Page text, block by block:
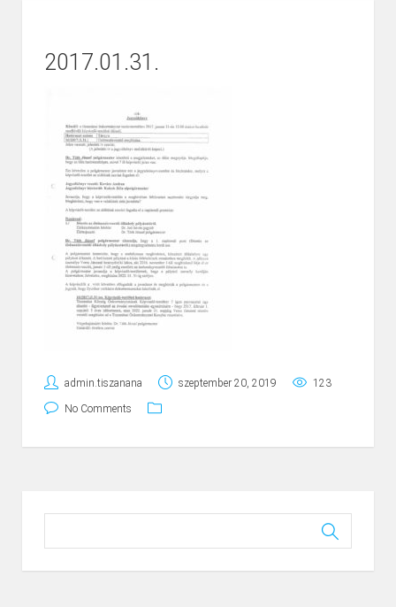
2017.01.31.
admin.tiszanana szeptember 20, 2019 123
No Comments